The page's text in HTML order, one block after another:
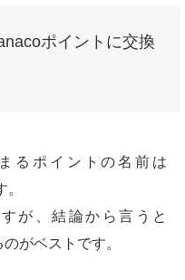
ポイントに交換
るポイントの名前は
が、結論から言うと
がベストです。